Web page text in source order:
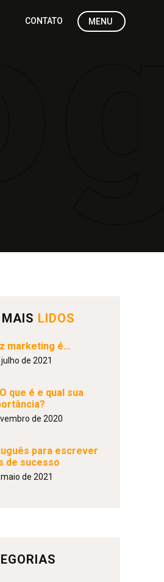
CONTATO MENU
LIDOS
marketing é…
de 2021
que é e qual sua
de 2020
para escrever
de sucesso
de 2021